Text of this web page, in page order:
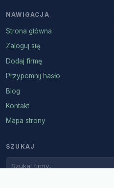
NAWIGACJA
Strona główna
Zaloguj się
Dodaj firmę
Przypomnij hasło
Blog
Kontakt
Mapa strony
SZUKAJ